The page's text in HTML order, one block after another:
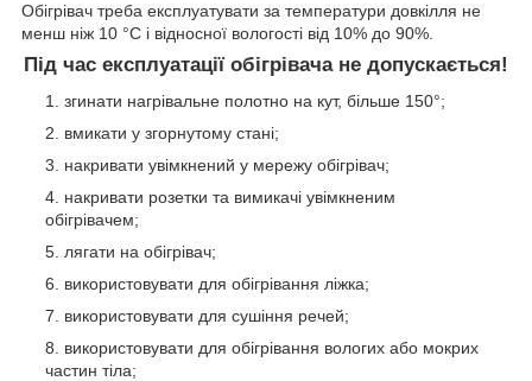
Обігрівач треба експлуатувати за температури довкілля не
менш ніж 10 °C і відносної вологості від 10% до 90%.
Під час експлуатації обігрівача не допускається!
згинати нагрівальне полотно на кут, більше 150°;
вмикати у згорнутому стані;
накривати увімкнений у мережу обігрівач;
накривати розетки та вимикачі увімкненим
обігрівачем;
лягати на обігрівач;
використовувати для обігрівання ліжка;
використовувати для сушіння речей;
використовувати для обігрівання вологих або мокрих
частин тіла;